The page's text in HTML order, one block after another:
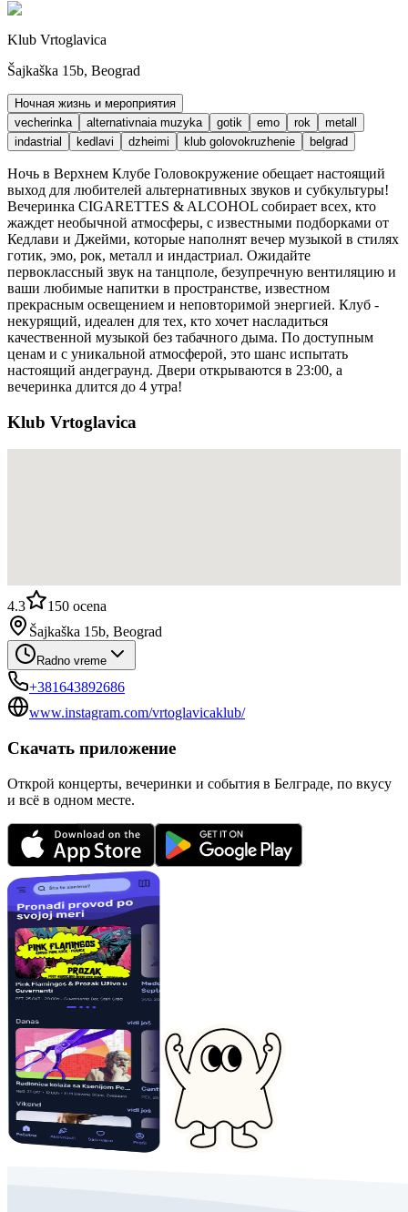
Klub Vrtoglavica
Šajkaška 15b, Beograd
Ночная жизнь и мероприятия
vecherinka
alternativnaia muzyka gotik emo rok
metall
indastrial
kedlavi dzheimi klub golovokruzhenie belgrad
Ночь в Верхнем Клубе Головокружение обещает настоящий
выход для любителей альтернативных звуков и субкультуры!
Вечеринка CIGARETTES & ALCOHOL собирает всех, кто
жаждет необычной атмосферы, с известными подборками от
Кедлави и Джейми, которые наполнят вечер музыкой в стилях
готик, эмо, рок, металл и индастриал. Ожидайте
первоклассный звук на танцполе, безупречную вентиляцию и
ваши любимые напитки в пространстве, известном
прекрасным освещением и неповторимой энергией. Клуб -
некурящий, идеален для тех, кто хочет насладиться
качественной музыкой без табачного дыма. По доступным
ценам и с уникальной атмосферой, это шанс испытать
настоящий андеграунд. Двери открываются в 23:00, а
вечеринка длится до 4 утра!
Klub Vrtoglavica
4.3 150 ocena
Šajkaška 15b, Beograd
Radno vreme
+381643892686
www.instagram.com/vrtoglavicaklub/
Скачать приложение
Открой концерты, вечеринки и события в Белграде, по вкусу
и всё в одном месте.